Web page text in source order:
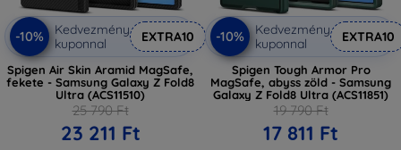
-10%
Kedvezmény
kuponnal
EXTRA10
Spigen Air Skin Aramid MagSafe,
fekete - Samsung Galaxy Z Fold8
Ultra (ACS11510)
25 790 Ft
23 211 Ft
-10%
Kedvezmény
kuponnal
EXTRA10
Spigen Tough Armor Pro
MagSafe, abyss zöld - Samsung
Galaxy Z Fold8 Ultra (ACS11851)
19 790 Ft
17 811 Ft